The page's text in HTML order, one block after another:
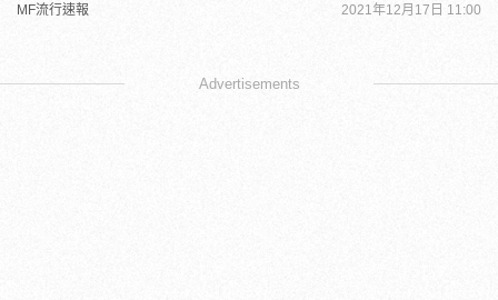
MF流行速報 2021年12月17日 11:00
Advertisements